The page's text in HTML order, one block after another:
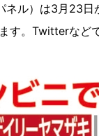
ル）は3月23日
す。Twitterなど